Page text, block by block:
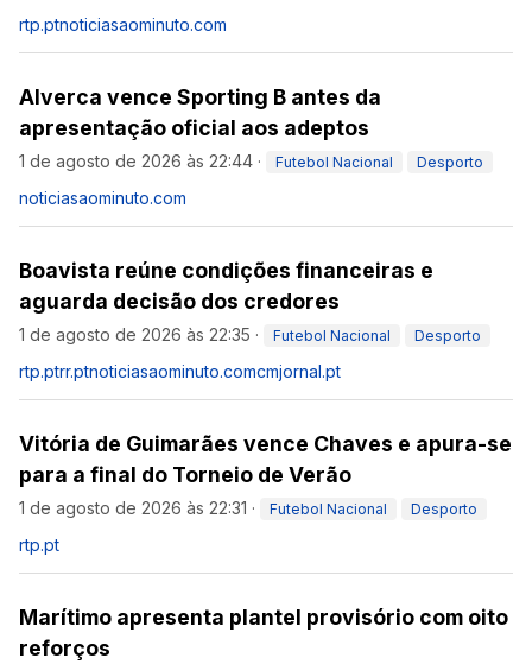
rtp.ptnoticiasaominuto.com
Alverca vence Sporting B antes da
apresentação oficial aos adeptos
1 de agosto de 2026 às 22:44 · Futebol Nacional Desporto
noticiasaominuto.com
Boavista reúne condições financeiras e
aguarda decisão dos credores
1 de agosto de 2026 às 22:35 · Futebol Nacional Desporto
rtp.ptrr.ptnoticiasaominuto.comcmjornal.pt
Vitória de Guimarães vence Chaves e apura-se
para a final do Torneio de Verão
1 de agosto de 2026 às 22:31 · Futebol Nacional Desporto
rtp.pt
Marítimo apresenta plantel provisório com oito
reforços